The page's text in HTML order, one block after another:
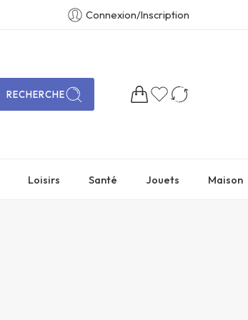
Connexion/Inscription
RECHERCHE
Loisirs Santé Jouets Maison